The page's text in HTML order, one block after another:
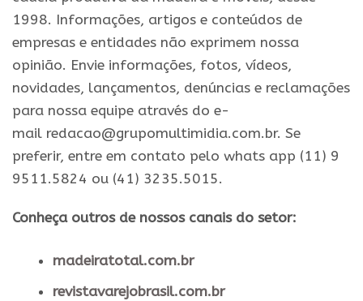
1998. Informações, artigos e conteúdos de
empresas e entidades não exprimem nossa
opinião. Envie informações, fotos, vídeos,
novidades, lançamentos, denúncias e reclamações
para nossa equipe através do e-
mail redacao@grupomultimidia.com.br. Se
preferir, entre em contato pelo whats app (11) 9
9511.5824 ou (41) 3235.5015.
Conheça outros de nossos canais do setor:
madeiratotal.com.br
revistavarejobrasil.com.br